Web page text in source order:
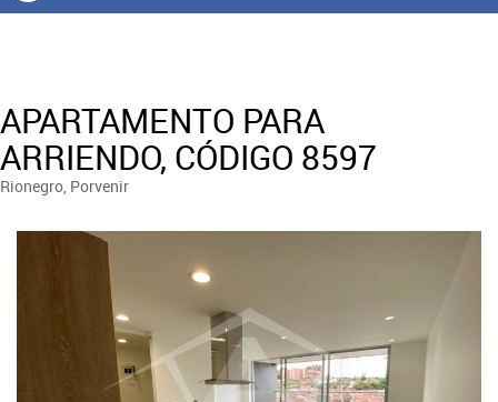
APARTAMENTO PARA
ARRIENDO, CÓDIGO 8597
Rionegro, Porvenir